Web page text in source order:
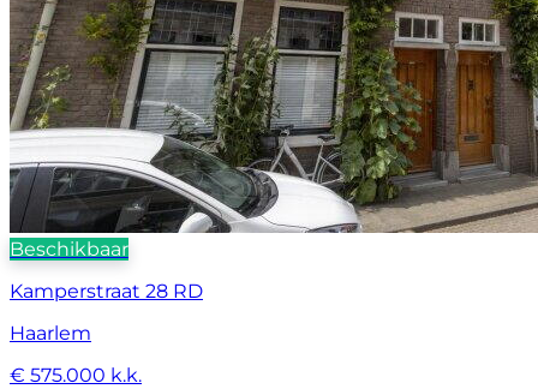
Beschikbaar
Kamperstraat 28 RD
Haarlem
€ 575.000 k.k.